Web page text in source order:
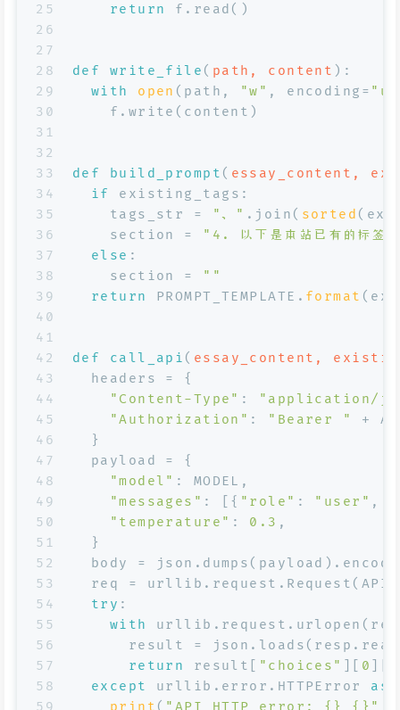
25
26
27
28
29
30
31
32
33
34
35
36
37
38
39
40
41
42
43
44
45
46
47
48
49
50
51
52
53
54
55
56
57
58
59
return
f.read()
def write_file ( path, content ):
with
open (path, "w" , encoding=
    f.write(content)
def build_prompt ( essay_content,
if
existing_tags:
    tags_str =
"、" .join( sorted
    section =
"4. 以下是本站已有的标签
else :
    section =
""
return
PROMPT_TEMPLATE. format
def call_api ( essay_content,
  headers = {
"Content-Type" :
"application/
"Authorization" : "Bearer "
+
  }
  payload = {
"model" : MODEL,
"messages" : [{ "role" : "user" ,
"temperature" : 0.3 ,
  }
body =
req =
try :
with
result =
return
result[ "choices" 0
except
urllib.error.HTTPError as
print ( "API HTTP error: {} {}"